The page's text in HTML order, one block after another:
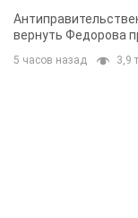
вернуть Федорова
5 часов назад 3,9 т.